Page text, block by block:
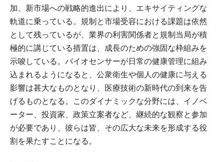
加、新市場への戦略的進出により、エキサイティングな
軌道に乗っている。規制と市場受容における課題は依然
として残っているが、業界の利害関係者と規制当局が積
極的に講じている措置は、成長のための強固な枠組みを
示唆している。バイオセンサーが日常の健康管理に組み
込まれるようになると、公衆衛生や個人の健康に与える
影響は甚大なものとなり、医療技術の新時代の到来を告
げるものとなる。このダイナミックな分野には、イノベ
ーター、投資家、政策立案者など、継続的な観察と参加
が必要であり、彼らは皆、その広大な未来を形成する役
割を果たすことになる。